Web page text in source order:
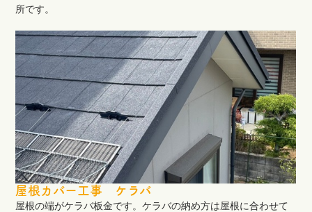
所です。
屋根カバー工事 ケラバ
屋根の端がケラバ板金です。ケラバの納め方は屋根に合わせて